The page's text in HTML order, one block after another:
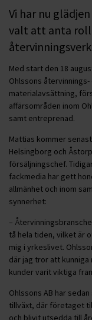
Vi har nu
valt att anta
Med start den 18
Ohlssons
materialavsättning,
affärsområden inom
samt entreprenad.
Mattias kommer
Helsingborg och
försäljningschef.
fackmedia har gett
allmänhet och inom
synnerhet:
–
tå hela tiden, vilket är
mig i yrkeslivet.
där jag tror att
kunder varit viktiga
Ohlssons AB har
tillväxt, där företaget
och blivit utsedda till